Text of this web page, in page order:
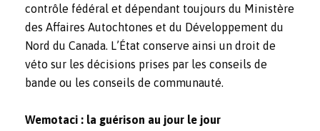
contrôle fédéral et dépendant toujours du Ministère
des Affaires Autochtones et du Développement du
Nord du Canada. L’État conserve ainsi un droit de
véto sur les décisions prises par les conseils de
bande ou les conseils de communauté.
Wemotaci : la guérison au jour le jour